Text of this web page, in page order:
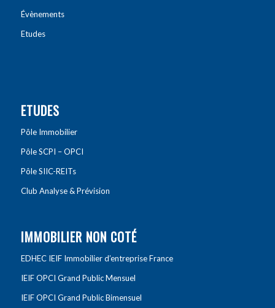
Évènements
Etudes
ETUDES
Pôle Immobilier
Pôle SCPI – OPCI
Pôle SIIC-REITs
Club Analyse & Prévision
IMMOBILIER NON COTÉ
EDHEC IEIF Immobilier d’entreprise France
IEIF OPCI Grand Public Mensuel
IEIF OPCI Grand Public Bimensuel